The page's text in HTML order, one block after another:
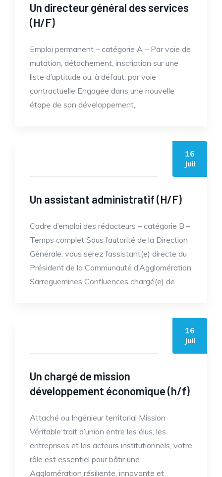
Un directeur général des services
(H/F)
Emploi permanent – catégorie A – Par voie de
mutation, détachement, inscription sur une
liste d’aptitude ou, à défaut, par voie
contractuelle Engagée dans une nouvelle
étape de son développement,
16
Juil
Un assistant administratif (H/F)
Cadre d’emploi des rédacteurs – catégorie B –
Temps complet Sous l’autorité de la Direction
Générale, vous serez l’assistant(e) directe du
Président de la Communauté d’Agglomération
Sarreguemines Confluences chargé(e) de
16
Juil
Un chargé de mission
développement économique (h/f)
Attaché ou Ingénieur territorial Mission
Véritable trait d’union entre les élus, les
entreprises et les acteurs institutionnels, votre
rôle est essentiel pour bâtir une
Agglomération résiliente, innovante et